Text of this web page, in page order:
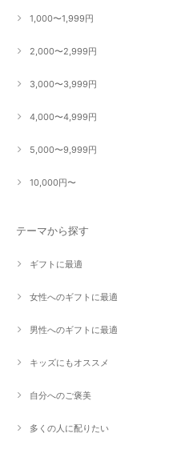
1,000〜1,999円
2,000〜2,999円
3,000〜3,999円
4,000〜4,999円
5,000〜9,999円
10,000円〜
テーマから探す
ギフトに最適
女性へのギフトに最適
男性へのギフトに最適
キッズにもオススメ
自分へのご褒美
多くの人に配りたい